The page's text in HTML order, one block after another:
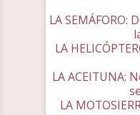
LA SEMÁFORO:
LA
LA ACEITUNA:
LA